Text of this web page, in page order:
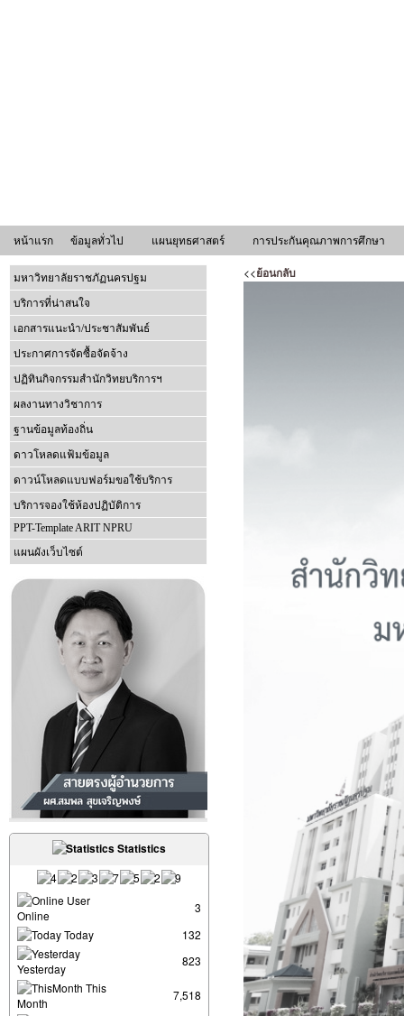
หน้าแรก ข้อมูลทั่วไป แผนยุทธศาสตร์ การประกันคุณภาพการศึกษา
มหาวิทยาลัยราชภัฏนครปฐม
บริการที่น่าสนใจ
เอกสารแนะนำ/ประชาสัมพันธ์
ประกาศการจัดซื้อจัดจ้าง
ปฏิทินกิจกรรมสำนักวิทยบริการฯ
ผลงานทางวิชาการ
ฐานข้อมูลท้องถิ่น
ดาวโหลดแฟ้มข้อมูล
ดาวน์โหลดแบบฟอร์มขอใช้บริการ
บริการจองใช้ห้องปฏิบัติการ
PPT-Template ARIT NPRU
แผนผังเว็บไซต์
Statistics
User
Online
3
Today
132
Yesterday
823
This
Month
7,518
<<ย้อนกลับ